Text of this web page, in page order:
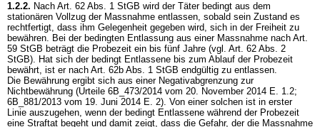
1.2.2. Nach Art. 62 Abs. 1 StGB wird der Täter bedingt aus dem
stationären Vollzug der Massnahme entlassen, sobald sein Zustand es
rechtfertigt, dass ihm Gelegenheit gegeben wird, sich in der Freiheit zu
bewähren. Bei der bedingten Entlassung aus einer Massnahme nach Art.
59 StGB beträgt die Probezeit ein bis fünf Jahre (vgl. Art. 62 Abs. 2
StGB). Hat sich der bedingt Entlassene bis zum Ablauf der Probezeit
bewährt, ist er nach Art. 62b Abs. 1 StGB endgültig zu entlassen.
Die Bewährung ergibt sich aus einer Negativabgrenzung zur
Nichtbewährung (Urteile 6B_473/2014 vom 20. November 2014 E. 1.2;
6B_881/2013 vom 19. Juni 2014 E. 2). Von einer solchen ist in erster
Linie auszugehen, wenn der bedingt Entlassene während der Probezeit
eine Straftat begeht und damit zeigt, dass die Gefahr, der die Massnahme